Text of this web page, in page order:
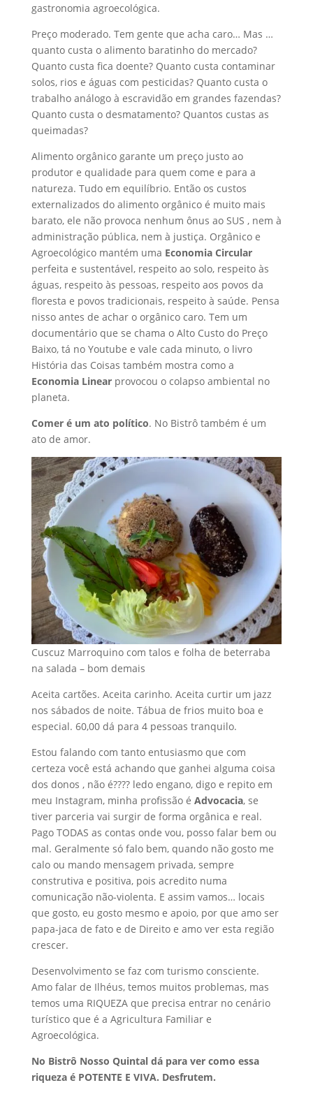
gastronomia agroecológica.
Preço moderado. Tem gente que acha caro… Mas …
quanto custa o alimento baratinho do mercado?
Quanto custa fica doente? Quanto custa contaminar
solos, rios e águas com pesticidas? Quanto custa o
trabalho análogo à escravidão em grandes fazendas?
Quanto custa o desmatamento? Quantos custas as
queimadas?
Alimento orgânico garante um preço justo ao
produtor e qualidade para quem come e para a
natureza. Tudo em equilíbrio. Então os custos
externalizados do alimento orgânico é muito mais
barato, ele não provoca nenhum ônus ao SUS , nem à
administração pública, nem à justiça. Orgânico e
Agroecológico mantém uma Economia Circular
perfeita e sustentável, respeito ao solo, respeito às
águas, respeito às pessoas, respeito aos povos da
floresta e povos tradicionais, respeito à saúde. Pensa
nisso antes de achar o orgânico caro. Tem um
documentário que se chama o Alto Custo do Preço
Baixo, tá no Youtube e vale cada minuto, o livro
História das Coisas também mostra como a
Economia Linearprovocou o colapso ambiental no
planeta.
Comer é um ato político. No Bistrô também é um
ato de amor.
Cuscuz Marroquino com talos e folha de beterraba
na salada – bom demais
Aceita cartões. Aceita carinho. Aceita curtir um jazz
nos sábados de noite. Tábua de frios muito boa e
especial. 60,00 dá para 4 pessoas tranquilo.
Estou falando com tanto entusiasmo que com
certeza você está achando que ganhei alguma coisa
dos donos , não é???? ledo engano, digo e repito em
meu Instagram, minha profissão é Advocacia, se
tiver parceria vai surgir de forma orgânica e real.
Pago TODAS as contas onde vou, posso falar bem ou
mal. Geralmente só falo bem, quando não gosto me
calo ou mando mensagem privada, sempre
construtiva e positiva, pois acredito numa
comunicação não-violenta. E assim vamos… locais
que gosto, eu gosto mesmo e apoio, por que amo ser
papa-jaca de fato e de Direito e amo ver esta região
crescer.
Desenvolvimento se faz com turismo consciente.
Amo falar de Ilhéus, temos muitos problemas, mas
temos uma RIQUEZA que precisa entrar no cenário
turístico que é a Agricultura Familiar e
Agroecológica.
No Bistrô Nosso Quintal dá para ver como essa
riqueza é POTENTE E VIVA. Desfrutem.